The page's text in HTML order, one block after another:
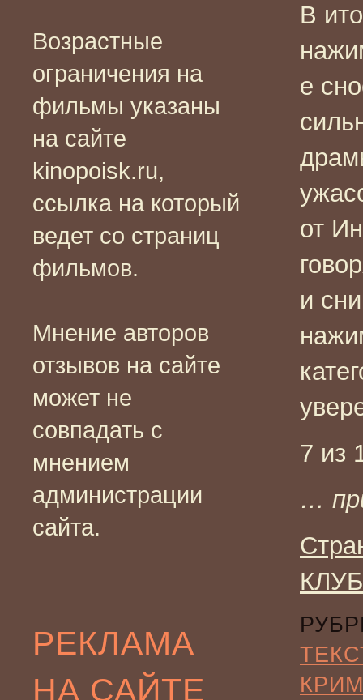
Возрастные
ограничения на
фильмы указаны
на сайте
kinopoisk.ru,
ссылка на который
ведет со страниц
фильмов.
Мнение авторов
отзывов на сайте
может не
совпадать с
мнением
администрации
сайта.
РЕКЛАМА
НА САЙТЕ
В
е
от
и
7 из
…